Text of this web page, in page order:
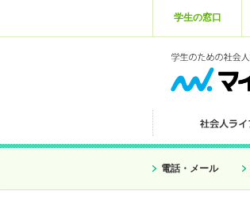
学生の窓口
電話・メール